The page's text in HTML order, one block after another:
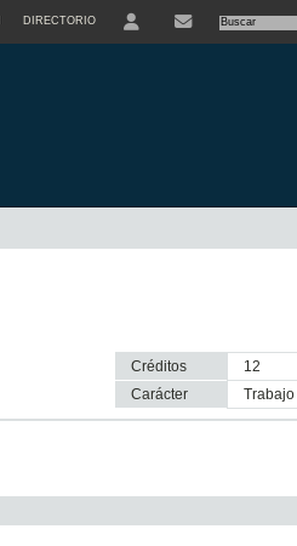
DIRECTORIO
Créditos
12
Carácter